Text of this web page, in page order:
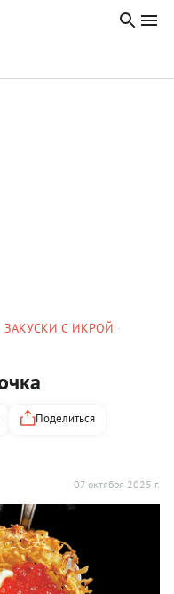
ЗАКУСКИ С ИКРОЙ
07 октября 2025 г.
Поделиться